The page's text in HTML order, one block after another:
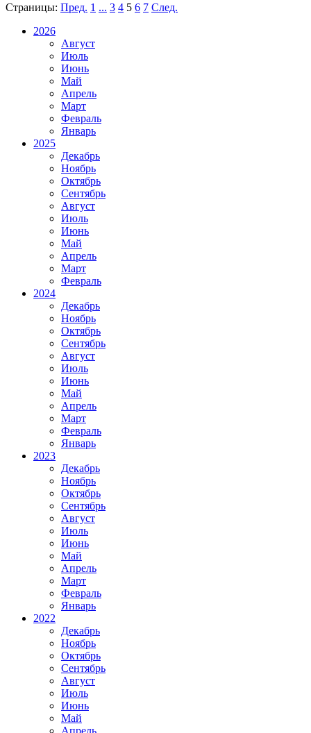
Страницы: Пред. 1 ... 3 4 5 6 7 След.
2026
Август
Июль
Июнь
Май
Апрель
Март
Февраль
Январь
2025
Декабрь
Ноябрь
Октябрь
Сентябрь
Август
Июль
Июнь
Май
Апрель
Март
Февраль
2024
Декабрь
Ноябрь
Октябрь
Сентябрь
Август
Июль
Июнь
Май
Апрель
Март
Февраль
Январь
2023
Декабрь
Ноябрь
Октябрь
Сентябрь
Август
Июль
Июнь
Май
Апрель
Март
Февраль
Январь
2022
Декабрь
Ноябрь
Октябрь
Сентябрь
Август
Июль
Июнь
Май
Апрель